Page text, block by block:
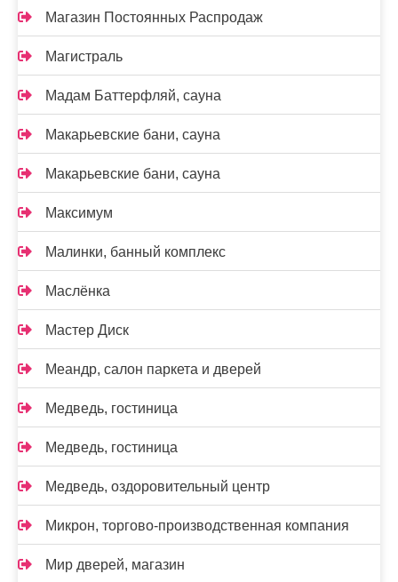
Магазин Постоянных Распродаж
Магистраль
Мадам Баттерфляй, сауна
Макарьевские бани, сауна
Макарьевские бани, сауна
Максимум
Малинки, банный комплекс
Маслёнка
Мастер Диск
Меандр, салон паркета и дверей
Медведь, гостиница
Медведь, гостиница
Медведь, оздоровительный центр
Микрон, торгово-производственная компания
Мир дверей, магазин